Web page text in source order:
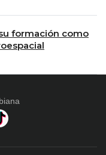
formación como